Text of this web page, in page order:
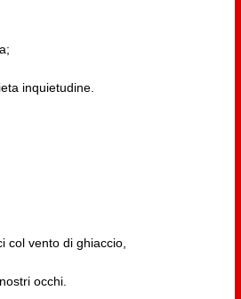
inquietudine.
col vento di ghiaccio,
occhi.